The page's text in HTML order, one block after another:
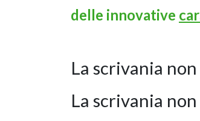
delle innovative
La scrivania
La scrivania